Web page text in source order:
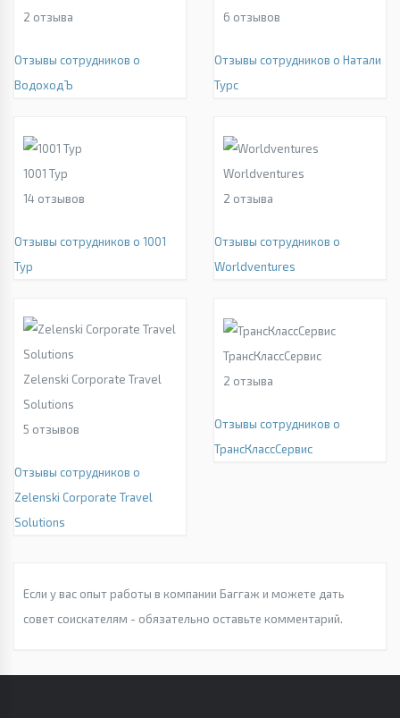
2 отзыва
Отзывы сотрудников о
ВодоходЪ
6 отзывов
Отзывы сотрудников о Натали
Турс
1001 Тур
14 отзывов
Отзывы сотрудников о 1001
Тур
Worldventures
2 отзыва
Отзывы сотрудников о
Worldventures
Zelenski Corporate Travel
Solutions
5 отзывов
Отзывы сотрудников о
Zelenski Corporate Travel
Solutions
ТрансКлассСервис
2 отзыва
Отзывы сотрудников о
ТрансКлассСервис
Если у вас опыт работы в компании Баггаж и можете дать
совет соискателям - обязательно оставьте комментарий.